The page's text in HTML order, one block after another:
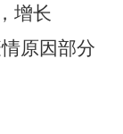
增长
原因部分